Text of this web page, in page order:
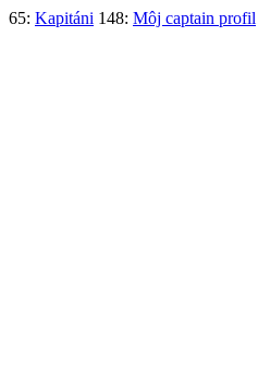
65: Kapitáni 148: Môj captain profil